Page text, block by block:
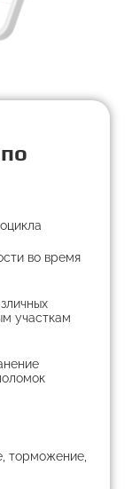
во время
участкам
торможение,